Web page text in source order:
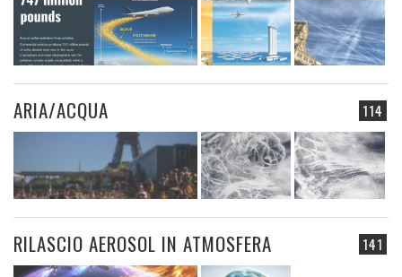
114
ARIA/ACQUA
141
RILASCIO AEROSOL IN ATMOSFERA